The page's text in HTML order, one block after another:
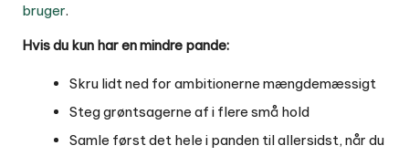
bruger.
Hvis du kun har en mindre pande:
Skru lidt ned for ambitionerne mængdemæssigt
Steg grøntsagerne af i flere små hold
Samle først det hele i panden til allersidst, når du